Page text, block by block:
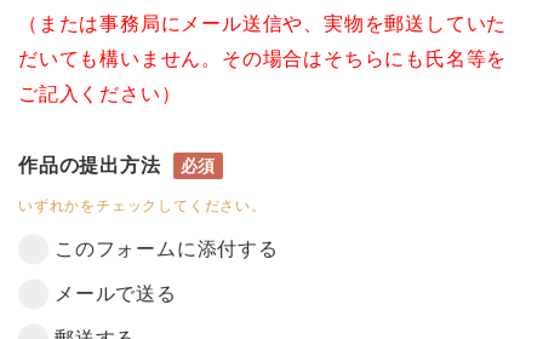
（または事務局にメール送信や、実物を郵送していた
だいても構いません。その場合はそちらにも氏名等を
ご記入ください）
作品の提出方法 必須
いずれかをチェックしてください。
このフォームに添付する
メールで送る